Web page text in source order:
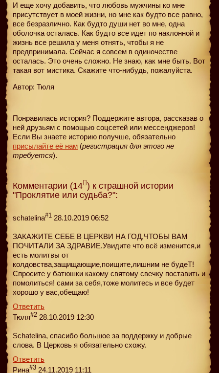
И еще хочу добавить, что любовь мужчины ко мне
присутствует в моей жизни, но мне как будто все равно,
все безразлично. Как будто души нет во мне, одна
оболочка осталась. Как будто все идет по наклонной и
жизнь все решила у меня отнять, чтобы я не
предпринимала. Сейчас я совсем в одиночестве
осталась. Это очень сложно. Не знаю, как мне быть. Вот
такая вот мистика. Скажите что-нибудь, пожалуйста.
Автор: Тюля
Понравилась история? Поддержите автора, рассказав о
ней друзьям с помощью соцсетей или мессенджеров!
Если Вы знаете историю получше, обязательно
присылайте её нам (регистрация для этого не
требуется).
Комментарии (14 ) к страшной истории
"Проклятие или судьба?":
schatelina#1 28.10.2019 06:52
ЗАКАЖИТЕ СЕБЕ В ЦЕРКВИ НА ГОД,ЧТОБЫ ВАМ
ПОЧИТАЛИ ЗА ЗДРАВИЕ.Увидите что всё изменится,и
есть молитвы от
колдовства,защищающие,поищите,лишним не будеT!
Спросите у батюшки какому святому свечку поставить и
помолиться! сами за себя,тоже молитесь и все будет
хорошо у вас,обещаю!
Ответить
Тюля#2 28.10.2019 12:30
Schatelina, спасибо большое за поддержку и добрые
слова. В Церковь я обязательно схожу.
Ответить
Рина#3 24.11.2019 11:11